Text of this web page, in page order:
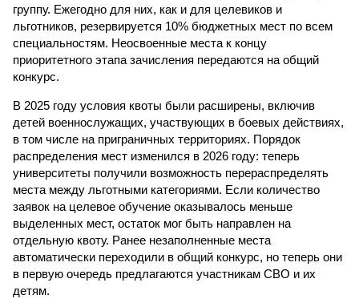
группу. Ежегодно для них, как и для целевиков и
льготников, резервируется 10% бюджетных мест по всем
специальностям. Неосвоенные места к концу
приоритетного этапа зачисления передаются на общий
конкурс.
В 2025 году условия квоты были расширены, включив
детей военнослужащих, участвующих в боевых действиях,
в том числе на приграничных территориях. Порядок
распределения мест изменился в 2026 году: теперь
университеты получили возможность перераспределять
места между льготными категориями. Если количество
заявок на целевое обучение оказывалось меньше
выделенных мест, остаток мог быть направлен на
отдельную квоту. Ранее незаполненные места
автоматически переходили в общий конкурс, но теперь они
в первую очередь предлагаются участникам СВО и их
детям.